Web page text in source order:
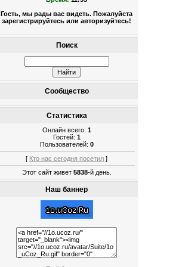
Гость, мы рады вас видеть. Пожалуйста
зарегистрируйтесь или авторизуйтесь!
Поиск
Сообщество
Статистика
Онлайн всего: 1
Гостей: 1
Пользователей: 0
[ Кто нас сегодня посетил ]
Этот сайт живет 5838-й день.
Наш баннер